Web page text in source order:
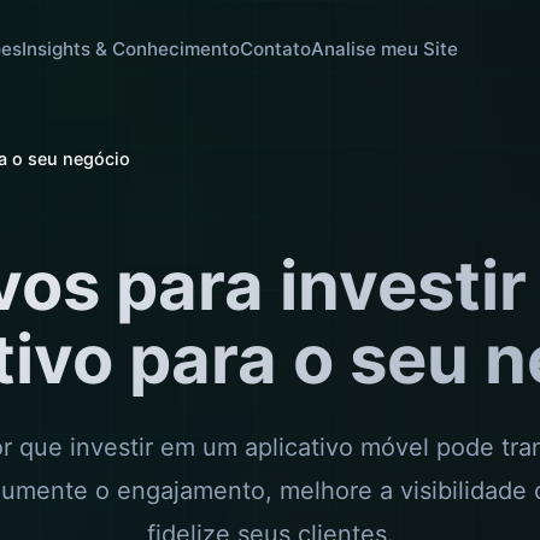
Insights & ConhecimentoContatoAnalise meu Site
o seu negócio
para investir
para o seu
que investir em um aplicativo móvel pode
o engajamento, melhore a visibilidade
fidelize seus clientes.